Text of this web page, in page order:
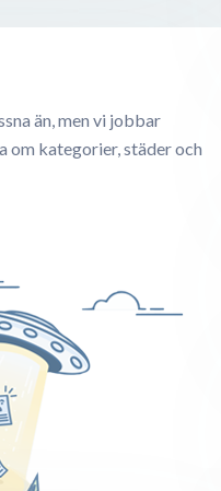
än, men vi jobbar
kategorier, städer och